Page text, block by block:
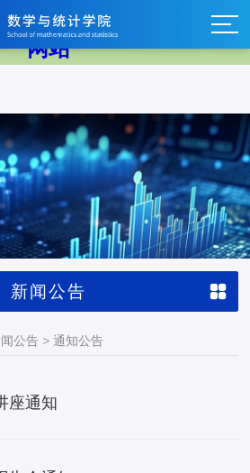
森(股份)有限公司-官方
网站
新闻公告
公告 > 通知公告
座通知